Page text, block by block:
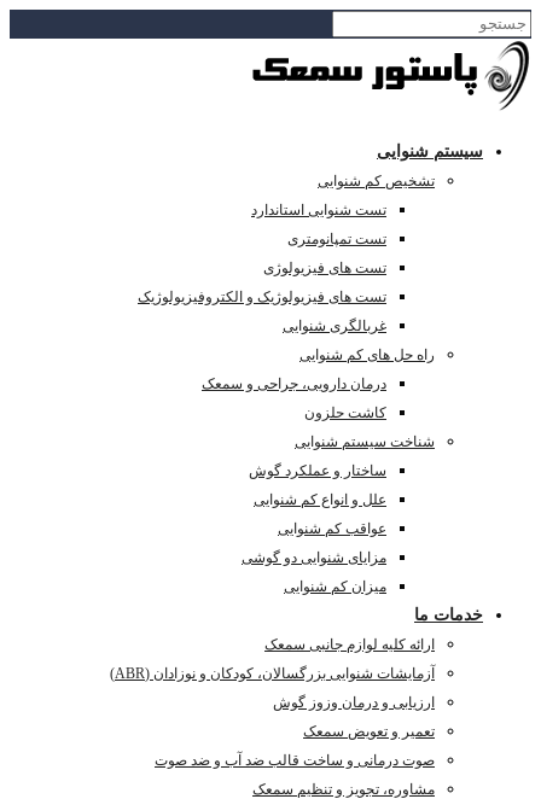
سیستم شنوایی
تشخیص کم شنوایی
تست شنوایی استاندارد
تست تمپانومتری
تست های فیزیولوژی
تست های فیزیولوژیک و الکتروفیزیولوژیک
غربالگری شنوایی
راه حل های کم شنوایی
درمان دارویی، جراحی و سمعک
کاشت حلزون
شناخت سیستم شنوایی
ساختار و عملکرد گوش
علل و انواع کم شنوایی
عواقب کم شنوایی
مزایای شنوایی دو گوشی
میزان کم شنوایی
خدمات ما
ارائه کلیه لوازم جانبی سمعک
آزمایشات شنوایی بزرگسالان، کودکان و نوزادان (ABR)
ارزیابی و درمان وزوز گوش
تعمیر و تعویض سمعک
صوت درمانی و ساخت قالب ضد آب و ضد صوت
مشاوره، تجویز و تنظیم سمعک